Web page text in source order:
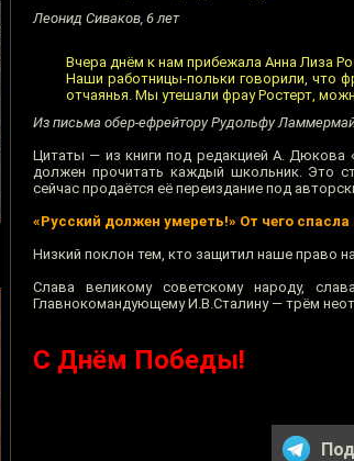
Леонид Сиваков, 6 лет
Вчера днём к нам прибежала Анна Лиза
Наши работницы-польки говорили, что
отчаянья. Мы утешали фрау Ростерт,
Из письма обер-ефрейтору Рудольфу
Цитаты — из книги под редакцией А.
должен прочитать каждый школьник. Это
сейчас продаётся её переиздание под
«Русский должен умереть!» От чего
Низкий поклон тем, кто защитил наше право
Слава великому советскому народу,
Главнокомандующему И.В.Сталину — трём
С Днём Победы!